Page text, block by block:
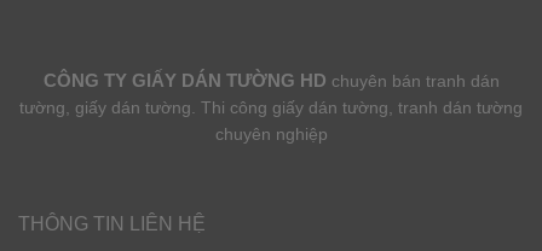
CÔNG TY GIẤY DÁN TƯỜNG HD chuyên bán tranh dán
tường, giấy dán tường. Thi công giấy dán tường, tranh dán tường
chuyên nghiệp
THÔNG TIN LIÊN HỆ